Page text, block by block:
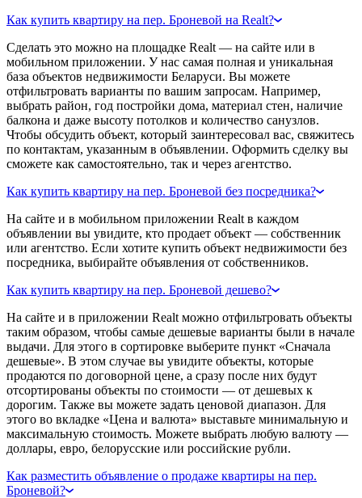
Как купить квартиру на пер. Броневой на Realt?
Сделать это можно на площадке Realt — на сайте или в
мобильном приложении. У нас самая полная и уникальная
база объектов недвижимости Беларуси. Вы можете
отфильтровать варианты по вашим запросам. Например,
выбрать район, год постройки дома, материал стен, наличие
балкона и даже высоту потолков и количество санузлов.
Чтобы обсудить объект, который заинтересовал вас, свяжитесь
по контактам, указанным в объявлении. Оформить сделку вы
сможете как самостоятельно, так и через агентство.
Как купить квартиру на пер. Броневой без посредника?
На сайте и в мобильном приложении Realt в каждом
объявлении вы увидите, кто продает объект — собственник
или агентство. Если хотите купить объект недвижимости без
посредника, выбирайте объявления от собственников.
Как купить квартиру на пер. Броневой дешево?
На сайте и в приложении Realt можно отфильтровать объекты
таким образом, чтобы самые дешевые варианты были в начале
выдачи. Для этого в сортировке выберите пункт «Сначала
дешевые». В этом случае вы увидите объекты, которые
продаются по договорной цене, а сразу после них будут
отсортированы объекты по стоимости — от дешевых к
дорогим. Также вы можете задать ценовой диапазон. Для
этого во вкладке «Цена и валюта» выставьте минимальную и
максимальную стоимость. Можете выбрать любую валюту —
доллары, евро, белорусские или российские рубли.
Как разместить объявление о продаже квартиры на пер.
Броневой?